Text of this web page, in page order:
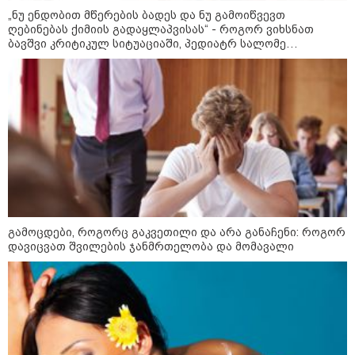
გამომდინარე, მართებულად
მიგვაჩნია, რომ ადამიანის
გასვენება ტაძრიდან არ მოხდეს,
ეს მგლოვიარეს ისეთი
სიყვარულითა უნდა ავუხსნათ,
რომ შფოთვა არ დაიბადოს" -
დედა სიდონია
16:02 / 03-08-2026
"15 წლის წინ ჩადენილი
დანაშაული, 5-ჯერ შეცვლილი
მოსამართლე, 4-ჯერ თავიდან
დაწყებული საქმე... მადლობა
პროკურატურას, მათ გარეშე ეს
შედეგი არ დადგებოდა" - ქეთა
ხარძიანი
კატეგორიის ყველა სიახლე
სასკოლო ფორმების ჩინეთიდან
საქართველოში მოწოდება სამ
ეტაპად მოხდება - ფორმების
„ნუ ენდობით მწერების ბადეს და ნუ გამოიწვევთ
ღებინებას ქიმიის გადაყლაპვისას“ - როგორ ვიხსნათ
ბავშვი კრიტიკულ სიტუაციაში, პედიატრ სალომე
ახვლედიანის რჩევები
გამოცდები, როგორც გაკვეთილი და არა განაჩენი: როგორ
დავიცვათ შვილების ჯანმრთელობა და მომავალი